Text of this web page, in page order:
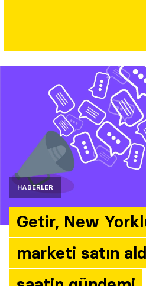
HABERLER
Getir, New
marketi satın
Araştırma